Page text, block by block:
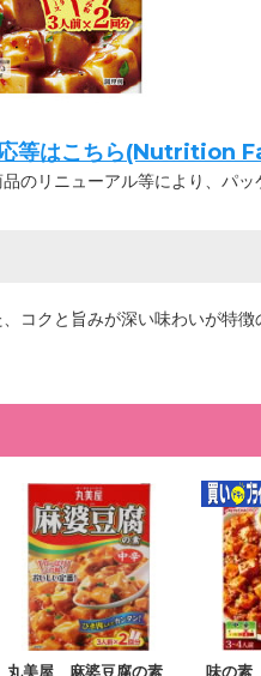
応等はこちら
のリニューアル等により、パ
コクと旨みが深い味わいが特徴
丸美屋 麻婆豆腐の素
味の